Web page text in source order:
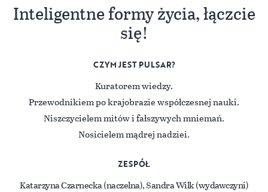
Inteligentne formy życia, łączcie
się!
CZYM JEST PULSAR?
Kuratorem wiedzy.
Przewodnikiem po krajobrazie współczesnej nauki.
Niszczycielem mitów i fałszywych mniemań.
Nosicielem mądrej nadziei.
ZESPÓŁ
Katarzyna Czarnecka (naczelna), Sandra Wilk (wydawczyni)